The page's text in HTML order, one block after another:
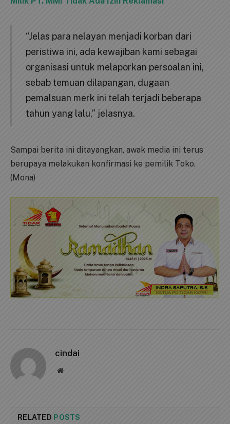
“Jelas para nelayan menjadi korban dari
peristiwa ini, ada kewajiban kami sebagai
organisasi untuk melaporkan persoalan ini,
sebab temuan dilapangan, dugaan
pemalsuan merk ini telah terjadi beberapa
tahun yang lalu,” jelasnya.
Sampai berita ini ditayangkan, awak media ini terus
berupaya melakukan konfirmasi ke pemilik Toko.
(Mona)
cindai
Website
RELATED POSTS